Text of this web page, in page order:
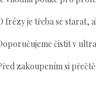
frézy je třeba se starat,
čistit v
zakoupením si